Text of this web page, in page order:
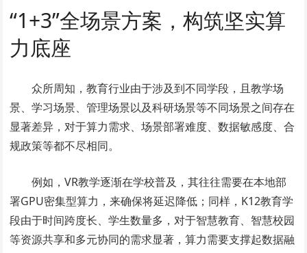
“1+3”全场景方案，构筑坚实算
力底座
众所周知，教育行业由于涉及到不同学段，且教学场
景、学习场景、管理场景以及科研场景等不同场景之间存在
显著差异，对于算力需求、场景部署难度、数据敏感度、合
规政策等都不尽相同。
例如，VR教学逐渐在学校普及，其往往需要在本地部
署GPU密集型算力，来确保将延迟降低；同样，K12教育学
段由于时间跨度长、学生数量多，对于智慧教育、智慧校园
等资源共享和多元协同的需求显著，算力需要支撑起数据融